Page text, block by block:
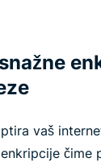
vaš
čime